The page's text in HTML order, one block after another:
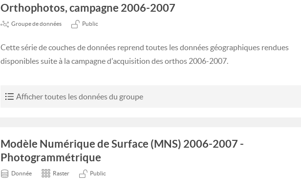
Orthophotos, campagne 2006-2007
Groupe de données Public
Cette série de couches de données reprend toutes les données géographiques rendues
disponibles suite à la campagne d'acquisition des orthos 2006-2007.
Afficher toutes les données du groupe
Modèle Numérique de Surface (MNS) 2006-2007 -
Photogrammétrique
Donnée Raster Public